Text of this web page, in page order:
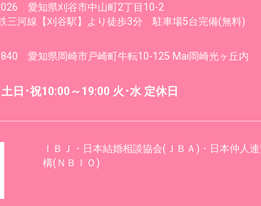
愛知県刈谷市中山町2丁目10-2
三河線【刈谷駅】より徒歩3分 駐車場5台完備(無料)
愛知県岡崎市戸崎町牛転10-125 Mai岡崎光ヶ丘内
日･祝10:00～19:00 火･水 定休日
ⅠＢＪ・日本結婚相談協会(ＪＢＡ)・日本仲人
構(ＮＢＩＯ)